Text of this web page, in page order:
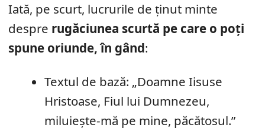
Iată, pe scurt, lucrurile de ținut minte
despre rugăciunea scurtă pe care o poți
spune oriunde, în gând:
Textul de bază: „Doamne Iisuse
Hristoase, Fiul lui Dumnezeu,
miluiește-mă pe mine, păcătosul.”